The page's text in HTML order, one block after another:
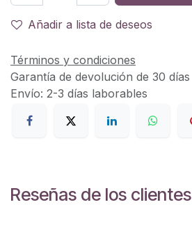
Añadir a lista de deseos
Términos y condiciones
Garantía de devolución de 30 días
Envío: 2-3 días laborables
Reseñas de los clientes